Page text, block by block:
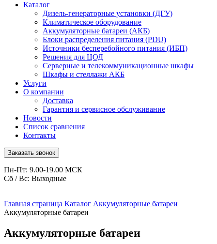
Каталог
Дизель-генераторные установки (ДГУ)
Климатическое оборудование
Аккумуляторные батареи (АКБ)
Блоки распределения питания (PDU)
Источники бесперебойного питания (ИБП)
Решения для ЦОД
Серверные и телекоммуникационные шкафы
Шкафы и стеллажи АКБ
Услуги
О компании
Доставка
Гарантия и сервисное обслуживание
Новости
Список сравнения
Контакты
Заказать звонок
Пн-Пт: 9.00-19.00 МСК
Сб / Вс: Выходные
Главная страница Каталог Аккумуляторные батареи
Аккумуляторные батареи
Аккумуляторные батареи